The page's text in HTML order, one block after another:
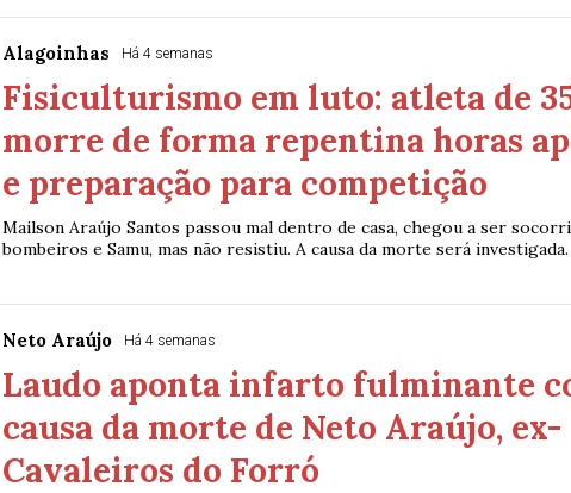
Alagoinhas Há 4 semanas
Fisiculturismo em luto: atleta de
morre de forma repentina horas
e preparação para competição
Mailson Araújo Santos passou mal dentro de casa, chegou a ser
bombeiros e Samu, mas não resistiu. A causa da morte será investigada.
Neto Araújo Há 4 semanas
Laudo aponta infarto fulminante
causa da morte de Neto Araújo, ex-
Cavaleiros do Forró